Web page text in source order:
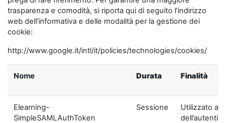
trasparenza e comodità, si riporta qui di seguito l’indirizzo
web dell’informativa e delle modalità per la gestione dei
cookie:
http://www.google.it/intl/it/policies/technologies/cookies/
Nome Durata Finalità
Elearning-
SimpleSAMLAuthToken
Sessione
Utilizzato ai